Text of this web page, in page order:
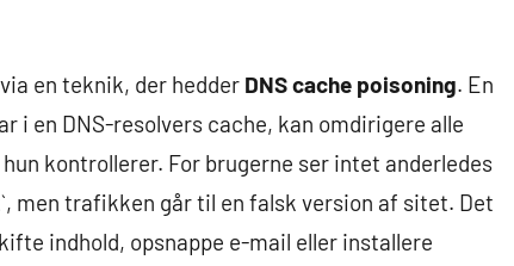
en teknik, der hedder DNS cache poisoning. En
en DNS-resolvers cache, kan omdirigere alle
kontrollerer. For brugerne ser intet anderledes
men trafikken går til en falsk version af sitet. Det
indhold, opsnappe e-mail eller installere